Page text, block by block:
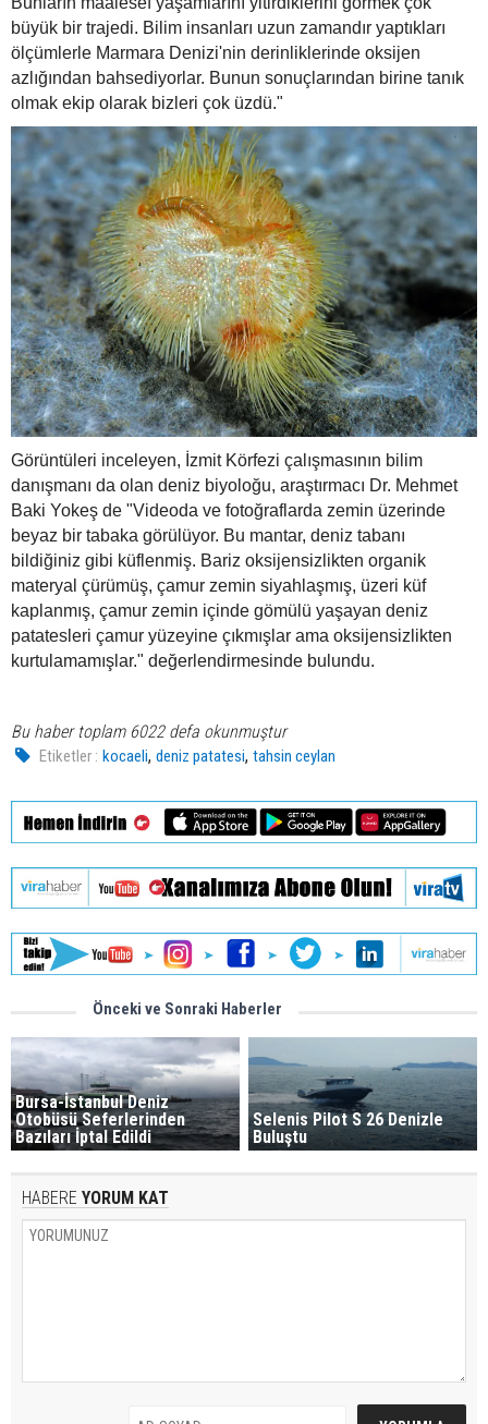
büyük bir trajedi. Bilim insanları uzun zamandır yaptıkları
ölçümlerle Marmara Denizi'nin derinliklerinde oksijen
azlığından bahsediyorlar. Bunun sonuçlarından birine tanık
olmak ekip olarak bizleri çok üzdü."
Görüntüleri inceleyen, İzmit Körfezi çalışmasının bilim
danışmanı da olan deniz biyoloğu, araştırmacı Dr. Mehmet
Baki Yokeş de "Videoda ve fotoğraflarda zemin üzerinde
beyaz bir tabaka görülüyor. Bu mantar, deniz tabanı
bildiğiniz gibi küflenmiş. Bariz oksijensizlikten organik
materyal çürümüş, çamur zemin siyahlaşmış, üzeri küf
kaplanmış, çamur zemin içinde gömülü yaşayan deniz
patatesleri çamur yüzeyine çıkmışlar ama oksijensizlikten
kurtulamamışlar." değerlendirmesinde bulundu.
Bu haber toplam 6022 defa okunmuştur
Etiketler : kocaeli,deniz patatesi,tahsin ceylan
Önceki ve Sonraki Haberler
Bursa-İstanbul Deniz
Otobüsü Seferlerinden
Bazıları İptal Edildi
Selenis Pilot S 26 Denizle
Buluştu
HABERE YORUM KAT